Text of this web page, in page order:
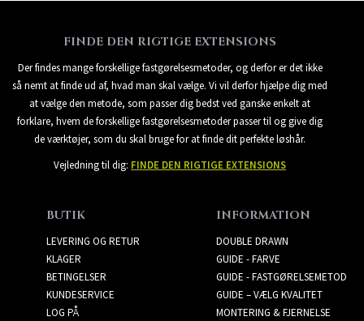
FINDE DEN RIGTIGE EXTENSIONS
Der findes mange forskellige fastgørelsesmetoder, og derfor er det ikke
så nemt at finde ud af, hvad man skal vælge. Vi vil derfor hjælpe dig med
at vælge den metode, som passer dig bedst ved ganske enkelt at
forklare, hvem de forskellige fastgørelsesmetoder passer til og give dig
de værktøjer, som du skal bruge for at finde dit perfekte løshår.
Vejledning til dig: FINDE DEN RIGTIGE EXTENSIONS
BUTIK
LEVERING OG RETUR
KLAGER
BETINGELSER
KUNDESERVICE
LOG PÅ
INFORMATION
DOUBLE DRAWN
GUIDE - FARVE
GUIDE - FASTGØRELSEMETOD
GUIDE – VÆLG KVALITET
MONTERING & FJERNELSE